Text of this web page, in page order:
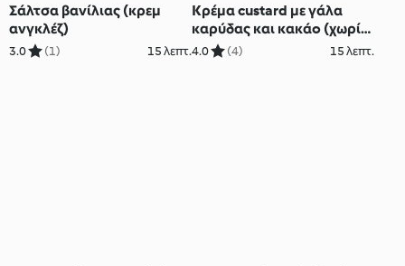
Σάλτσα βανίλιας (κρεμ
ανγκλέζ)
3.0 (1) 15 λεπτ.
Κρέμα custard με γάλα
καρύδας και κακάο (χωρίς
γαλακτοκομικά)
4.0 (4) 15 λεπτ.